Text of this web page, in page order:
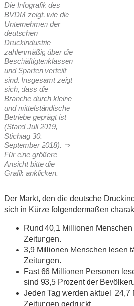
Die Infografik des
BVDM zeigt, wie die
Unternehmen der
deutschen
Druckindustrie
zahlenmäßig über die
Beschäftigtenklassen
und Sparten verteilt
sind. Insgesamt zeigt
sich, dass die
Branche durch kleine
und mittelständische
Betriebe geprägt ist
(Stand Juli 2019,
Stichtag 30.
September 2018). ⇒
Für eine größere
Ansicht bitte die
Grafik anklicken.
Der Markt, den die deutsche
sich in Kürze folgendermaßen
Rund 40,1 Millionen
Zeitungen.
3,9 Millionen Menschen lesen
Zeitungen.
Fast 66 Millionen Personen
sind 93,5 Prozent der
Jeden Tag werden aktuell 24,7
Zeitungen gedruckt.